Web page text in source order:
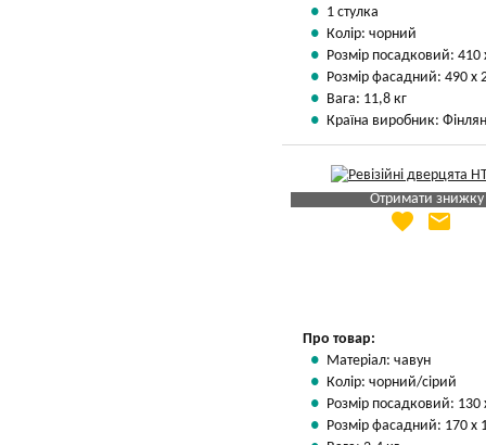
1 стулка
Колір: чорний
Розмір посадковий:
Розмір фасадний: 490 х
Вага: 11,8 кг
Країна виробник:
Отримати знижку
Яка Ваша ціна
favorite email
Про товар:
Матеріал: чавун
Колір: чорний/сірий
Розмір посадковий:
Розмір фасадний: 170 х